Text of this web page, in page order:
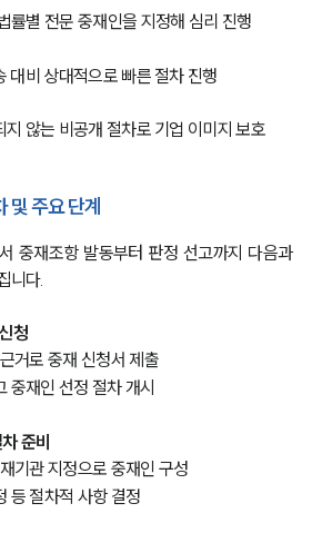
그룹소개
그룹소개
대륜의 강점
오시는 길
글로벌 파트너 로펌
고객의 소리
업무사례
주요 업무사례
사례분석/최신동향
법률정보
법률지식인
률별 전문 중재인을 지정해 심리 진행
대비 상대적으로 빠른 절차 진행
지 않는 비공개 절차로 기업 이미지 보호
및 주요 단계
중재조항 발동부터 판정 선고까지 다음과
니다.
청
거로 중재 신청서 제출
중재인 선정 절차 개시
준비
기관 지정으로 중재인 구성
등 절차적 사항 결정